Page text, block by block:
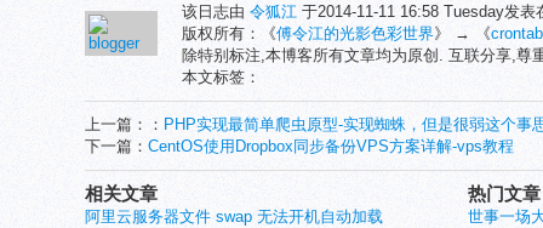
该日志由 令狐江 于2014-11-11 16:58 Tuesday发
版权所有：《傅令江的光影色彩世界》 → 《
除特别标注,本博客所有文章均为原创. 互联分享,尊
本文标签：
上一篇：： PHP实现最简单爬虫原型-实现蜘蛛，但是很弱这个事
下一篇： CentOS使用Dropbox同步备份VPS方案详解-vps教程
热门文章
世事一场
相关文章
阿里云服务器文件 swap 无法开机自动加载